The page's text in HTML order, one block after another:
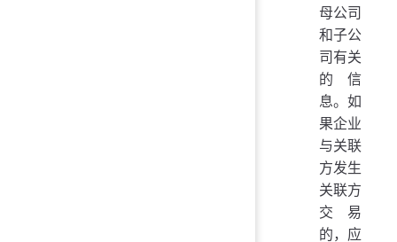
母公司
和子公
司有关
的信
息。如
果企业
与关联
方发生
关联方
交易
的，应